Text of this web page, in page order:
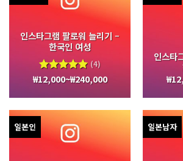
인스타그램 팔로워 늘리기 –
한국인 여성
5 중에서
5.00
평가됨
(4)
₩12,000~₩240,000
인스타
₩
일본인 일본남자